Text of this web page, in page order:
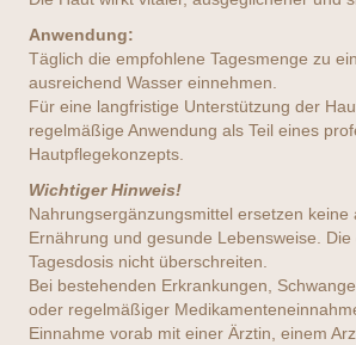
Anwendung:
Täglich die empfohlene Tagesmenge zu
ausreichend Wasser einnehmen.
Für eine langfristige Unterstützung der
regelmäßige Anwendung als Teil eines
Hautpflegekonzepts.
Wichtiger Hinweis!
Nahrungsergänzungsmittel ersetzen keine
Ernährung und gesunde Lebensweise. Die
Tagesdosis nicht überschreiten.
Bei bestehenden Erkrankungen,
oder regelmäßiger
Einnahme vorab mit einer Ärztin, einem